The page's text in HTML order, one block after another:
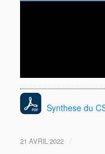
Synthese du
21 AVRIL 2022 /